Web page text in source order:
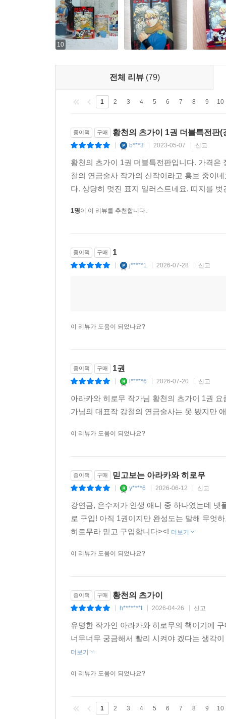
10
전체 리뷰 (79)
1 2 3 4 5 6 7 8 9 10
종이책 구매 황천의 츠가이 1권 더블특전판
b***3 2023-05-07 신고
황천의 츠가이 1권 더블특전판입니다. 가격은
철의 연금술사 작가의 신작이라고 홍보 중이
다. 상당히 멋진 표지 일러스트네요. 띠지를
1명이 이 리뷰를 추천합니다.
종이책 구매 1
j*****1 2026-07-28 신고
이 리뷰가 도움이 되었나요?
종이책 구매 1권
l*****6 2026-07-20 신고
아라카와 히로무 작가님 황천의 츠가이 1권
가님의 대표작 강철의 연금술사는 못 봤지만
이 리뷰가 도움이 되었나요?
종이책 구매 믿고보는 아라카와 히로무
y****6 2026-06-12 신고
강연금, 은수저가 인생 애니 중 하나였는데
로 구입! 아직 1권이지만 완성도는 말해 무엇
히로무라 믿고 구입합니다><! 더보기
이 리뷰가 도움이 되었나요?
종이책 구매 황천의 츠가이
h*******t 2026-04-26 신고
유명한 작가인 아라카와 히로무의 책이기에
너무너무 궁금해서 빨리 시켜야 겠다는 생각
더보기
이 리뷰가 도움이 되었나요?
1 2 3 4 5 6 7 8 9 10